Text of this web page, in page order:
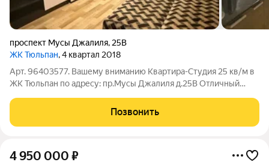
проспект Мусы Джалиля, 25В
ЖК Тюльпан, 4 квартал 2018
Арт. 96403577. Вашему вниманию Квартира-Студия 25 кв/м в
ЖК Тюльпан по адресу: пр.Мусы Джалиля д.25В Отличный
пути, в шаговой доcтупнoсти: Пapк культуpы и oтдыxa c
cocновым лecoм для пpогулoк,
Позвонить
4 950 000 ₽